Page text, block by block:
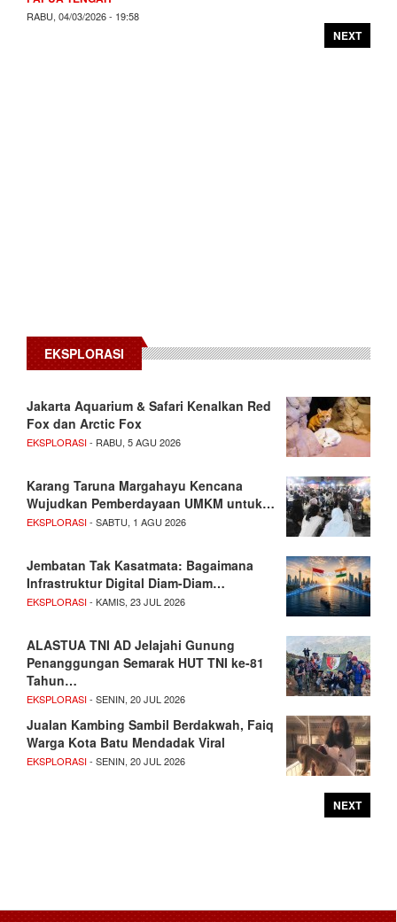
RABU, 04/03/2026 - 19:58
NEXT
EKSPLORASI
Jakarta Aquarium & Safari Kenalkan Red
Fox dan Arctic Fox
EKSPLORASI- RABU, 5 AGU 2026
Karang Taruna Margahayu Kencana
Wujudkan Pemberdayaan UMKM untuk…
EKSPLORASI- SABTU, 1 AGU 2026
Jembatan Tak Kasatmata: Bagaimana
Infrastruktur Digital Diam-Diam…
EKSPLORASI- KAMIS, 23 JUL 2026
ALASTUA TNI AD Jelajahi Gunung
Penanggungan Semarak HUT TNI ke-81
Tahun…
EKSPLORASI- SENIN, 20 JUL 2026
Jualan Kambing Sambil Berdakwah, Faiq
Warga Kota Batu Mendadak Viral
EKSPLORASI- SENIN, 20 JUL 2026
NEXT